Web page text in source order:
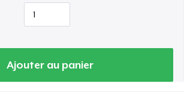
Ajouter au panier